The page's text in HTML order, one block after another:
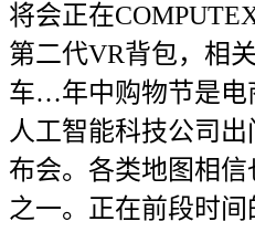
将会正在
第二代VR背包，相
车…年中购物节是电
人工智能科技公司
布会。各类地图相
之一。正在前段时